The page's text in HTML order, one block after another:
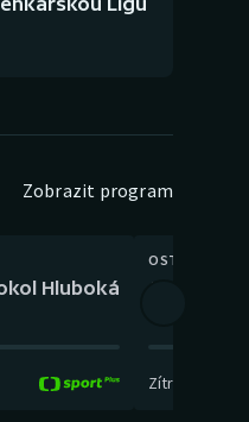
Zobrazit program
Hluboká
OSTATNÍ
Zítra